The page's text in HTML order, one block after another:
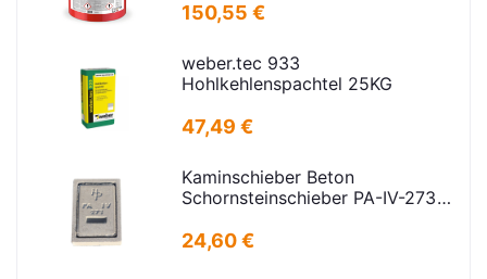
150,55 €
weber.tec 933
Hohlkehlenspachtel 25KG
47,49 €
Kaminschieber Beton
Schornsteinschieber PA-IV-273
16,5x24,5cm
24,60 €